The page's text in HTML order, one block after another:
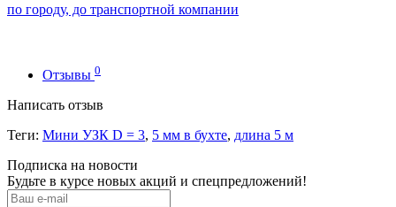
по городу, до транспортной компании
Отзывы 0
Написать отзыв
Теги: Мини УЗК D = 3, 5 мм в бухте, длина 5 м
Подписка на новости
Будьте в курсе новых акций и спецпредложений!